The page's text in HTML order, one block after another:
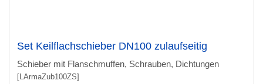
Set Keilflachschieber DN100 zulaufseitig
Schieber mit Flanschmuffen, Schrauben, Dichtungen
[LArmaZub100ZS]